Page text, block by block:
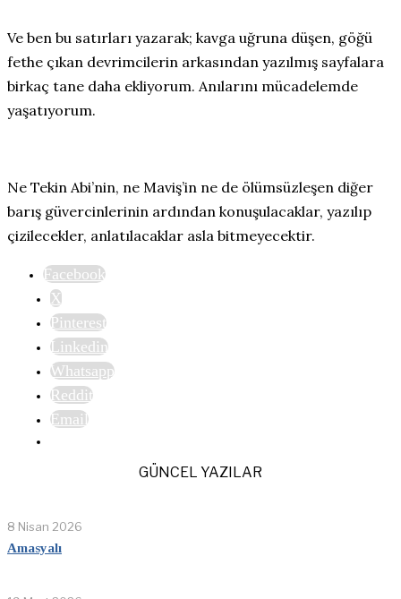
Ve ben bu satırları yazarak; kavga uğruna düşen, göğü
fethe çıkan devrimcilerin arkasından yazılmış sayfalara
birkaç tane daha ekliyorum. Anılarını mücadelemde
yaşatıyorum.
Ne Tekin Abi’nin, ne Maviş’in ne de ölümsüzleşen diğer
barış güvercinlerinin ardından konuşulacaklar, yazılıp
çizilecekler, anlatılacaklar asla bitmeyecektir.
Facebook
X
Pinterest
Linkedin
Whatsapp
Reddit
Email
GÜNCEL YAZILAR
8 Nisan 2026
Amasyalı